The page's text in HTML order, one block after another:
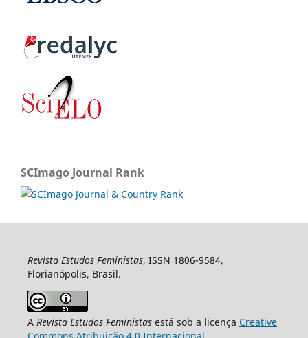
SCImago Journal Rank
Revista Estudos Feministas, ISSN 1806-9584,
Florianópolis, Brasil.
A Revista Estudos Feministasestá sob a licença Creative